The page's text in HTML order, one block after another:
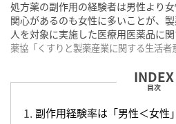
処方薬の副作用の経験者は男性より
関心があるのも女性に多いことが、
人を対象に実施した医療用医薬品に
薬協「くすりと製薬産業に関する生活者
目次
副作用経験率は「男性＜女性